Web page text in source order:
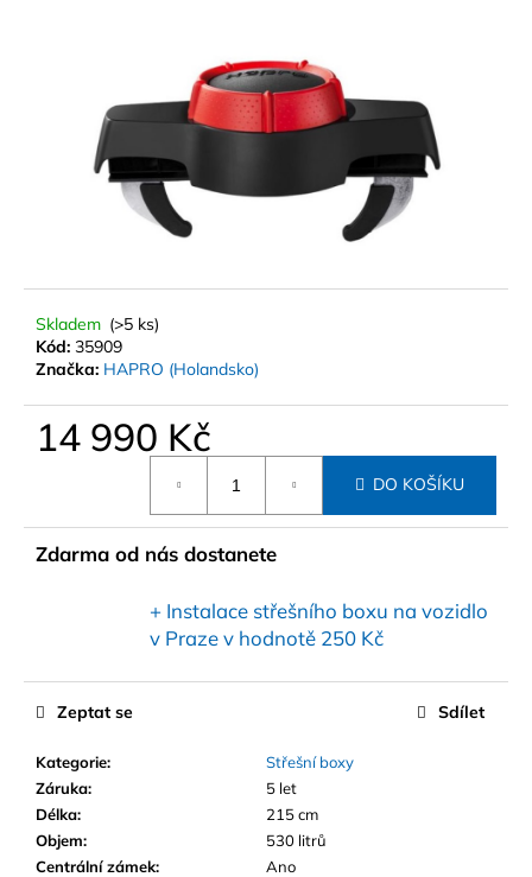
Skladem (>5 ks)
Kód: 35909
Značka: HAPRO (Holandsko)
14 990 Kč
DO KOŠÍKU
Zdarma od nás dostanete
+ Instalace střešního boxu na vozidlo
v Prazev hodnotě 250 Kč
Kategorie:
Střešní boxy
Záruka:
5 let
Délka:
215 cm
Objem:
530 litrů
Centrální zámek:
Ano
Zeptat se Sdílet
ANTRACIT